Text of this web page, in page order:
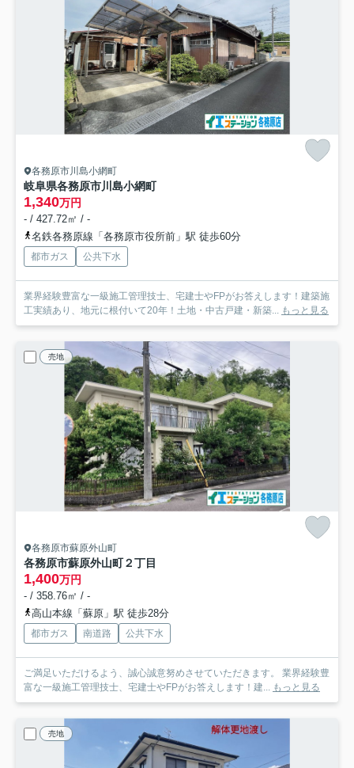
各務原市川島小網町
岐阜県各務原市川島小網町
1,340万円
- / 427.72㎡ / -
名鉄各務原線「各務原市役所前」駅 徒歩60分
都市ガス 公共下水
業界経験豊富な一級施工管理技士、宅建士やFPがお答えします！建築施
工実績あり、地元に根付いて20年！土地・中古戸建・新築...
もっと見る
売地
各務原市蘇原外山町
各務原市蘇原外山町２丁目
1,400万円
- / 358.76㎡ / -
高山本線「蘇原」駅 徒歩28分
都市ガス 南道路 公共下水
ご満足いただけるよう、誠心誠意努めさせていただきます。 業界経験豊
富な一級施工管理技士、宅建士やFPがお答えします！建...
もっと見る
売地